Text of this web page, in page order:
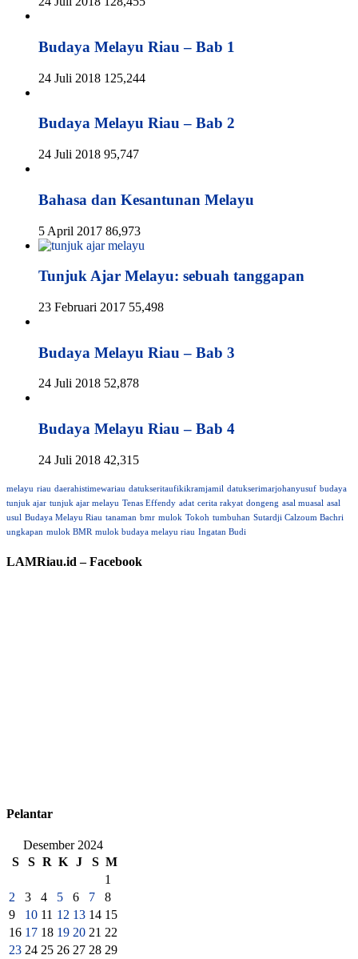
Budaya Melayu Riau – Bab 1
24 Juli 2018 125,244
Budaya Melayu Riau – Bab 2
24 Juli 2018 95,747
Bahasa dan Kesantunan Melayu
5 April 2017 86,973
Tunjuk Ajar Melayu: sebuah tanggapan
23 Februari 2017 55,498
Budaya Melayu Riau – Bab 3
24 Juli 2018 52,878
Budaya Melayu Riau – Bab 4
24 Juli 2018 42,315
melayu riau daerahistimewariau datukseritaufikikramjamil datukserimarjohanyusuf budaya
tunjuk ajar tunjuk ajar melayu Tenas Effendy adat cerita rakyat dongeng asal muasal asal
usul Budaya Melayu Riau tanaman bmr mulok Tokoh tumbuhan Sutardji Calzoum Bachri
ungkapan mulok BMR mulok budaya melayu riau Ingatan Budi
LAMRiau.id – Facebook
Pelantar
Desember 2024
S
S R K J S M
1
2
3 4 5 6 7
8
9
10 11 12 13 14 15
16 17 18 19 20 21 22
23 24 25 26 27 28 29